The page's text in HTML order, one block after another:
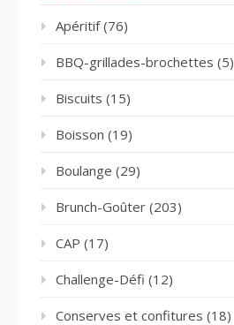
Apéritif(76)
BBQ-grillades-brochettes (5)
Biscuits (15)
Boisson (19)
Boulange (29)
Brunch-Goûter (203)
CAP (17)
Challenge-Défi (12)
Conserves et confitures (18)